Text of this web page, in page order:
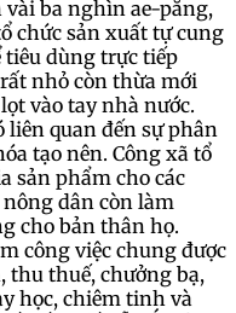
ba nghìn ae-păng,
chức sản xuất tự cung
tiêu dùng trực tiếp
nhỏ còn thừa mới
vào tay nhà nước.
liên quan đến sự phân
tạo nên. Công xã tổ
sản phẩm cho các
dân còn làm
cho bản thân họ.
công việc chung được
thu thuế, chưởng bạ,
học, chiêm tinh và